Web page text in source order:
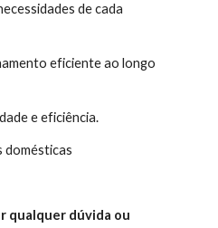
de cada
eficiente ao longo
e eficiência.
domésticas
qualquer dúvida ou